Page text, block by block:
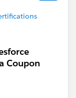
Coupon